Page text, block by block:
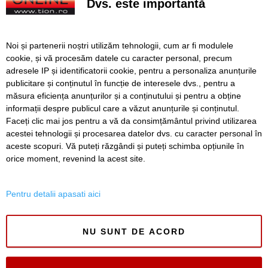
rănite
SERVICII Redactia
Folosinta Cookie-urilor
Termeni si conditii de utilizare
Politica de confidentialitate
Regulament postare și moderare comentarii
ISSN 3008-2323
ISSN-L 3008-2323
Dvs. este importantă
Noi și partenerii noștri utilizăm tehnologii, cum ar fi modulele
cookie, și vă procesăm datele cu caracter personal, precum
adresele IP și identificatorii cookie, pentru a personaliza anunțurile
publicitare și conținutul în funcție de interesele dvs., pentru a
măsura eficiența anunțurilor și a conținutului și pentru a obține
informații despre publicul care a văzut anunțurile și conținutul.
Faceți clic mai jos pentru a vă da consimțământul privind utilizarea
acestei tehnologii și procesarea datelor dvs. cu caracter personal în
aceste scopuri. Vă puteți răzgândi și puteți schimba opțiunile în
orice moment, revenind la acest site.
Pentru detalii apasati aici
NU SUNT DE ACORD